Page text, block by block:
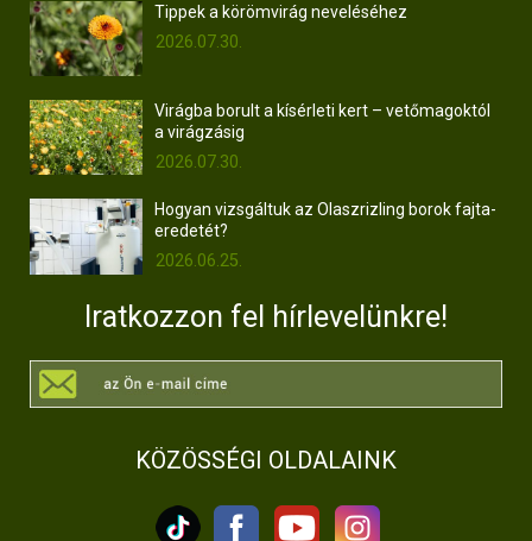
Tippek a körömvirág neveléséhez
2026.07.30.
Virágba borult a kísérleti kert – vetőmagoktól
a virágzásig
2026.07.30.
Hogyan vizsgáltuk az Olaszrizling borok fajta-
eredetét?
2026.06.25.
Iratkozzon fel hírlevelünkre!
KÖZÖSSÉGI OLDALAINK